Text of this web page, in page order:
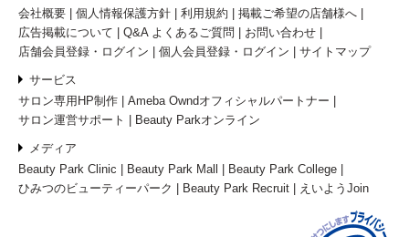
会社概要
個人情報保護方針 利用規約
掲載ご希望の店舗様へ
広告掲載について
Q&A よくあるご質問
お問い合わせ
店舗会員登録・ログイン
個人会員登録・ログイン サイトマップ
サービス
サロン専用HP制作
Ameba Owndオフィシャルパートナー
サロン運営サポート
Beauty Parkオンライン
メディア
Beauty Park Clinic
Beauty Park Mall
Beauty Park College
ひみつのビューティーパーク
Beauty Park Recruit えいようJoin